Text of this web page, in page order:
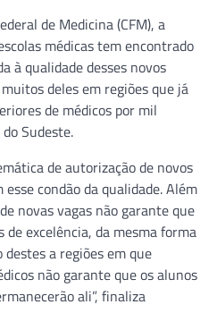
de Medicina (CFM), a
médicas tem encontrado
à qualidade desses novos
deles em regiões que já
de médicos por mil
Sudeste.
de autorização de novos
condão da qualidade. Além
novas vagas não garante que
excelência, da mesma forma
a regiões em que
não garante que os alunos
ali”, finaliza